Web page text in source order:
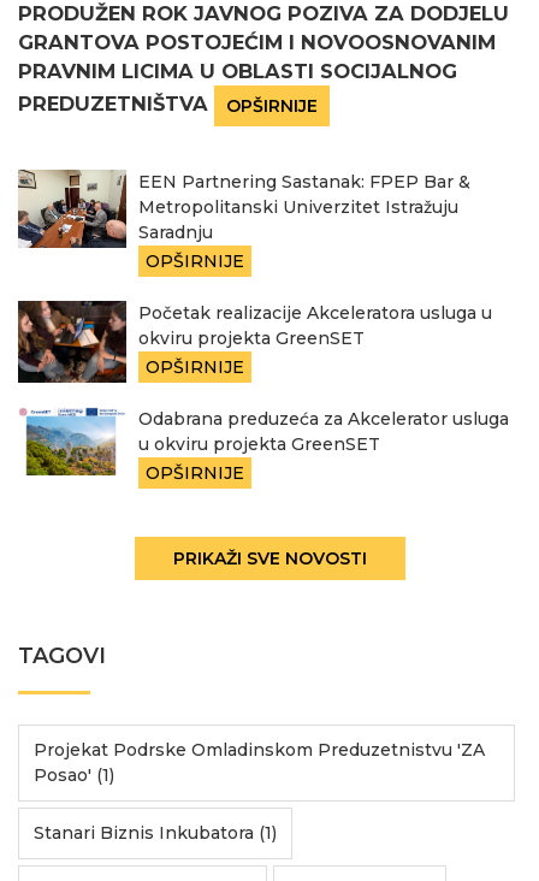
PRODUŽEN ROK JAVNOG POZIVA ZA DODJELU
GRANTOVA POSTOJEĆIM I NOVOOSNOVANIM
PRAVNIM LICIMA U OBLASTI SOCIJALNOG
PREDUZETNIŠTVA
OPŠIRNIJE
EEN Partnering Sastanak: FPEP Bar &
Metropolitanski Univerzitet Istražuju
Saradnju
OPŠIRNIJE
Početak realizacije Akceleratora usluga u
okviru projekta GreenSET
OPŠIRNIJE
Odabrana preduzeća za Akcelerator usluga
u okviru projekta GreenSET
OPŠIRNIJE
PRIKAŽI SVE NOVOSTI
TAGOVI
Projekat Podrske Omladinskom Preduzetnistvu 'ZA
Posao' (1)
Stanari Biznis Inkubatora (1)